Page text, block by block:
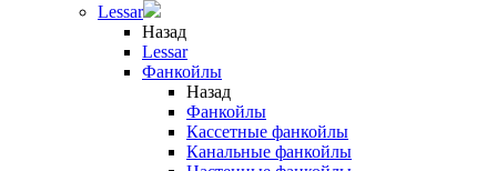
Lessar
Назад
Lessar
Фанкойлы
Назад
Фанкойлы
Кассетные фанкойлы
Канальные фанкойлы